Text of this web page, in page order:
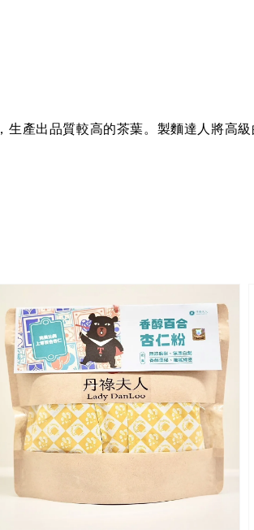
生產出品質較高的茶葉。製麵達人將高